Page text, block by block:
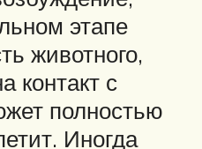
этапе
животного,
контакт с
полностью
Иногда